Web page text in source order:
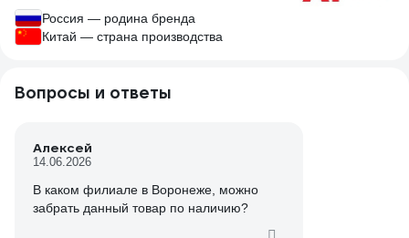
Россия — родина бренда
Китай — страна производства
Вопросы и ответы
Алексей
14.06.2026
В каком филиале в Воронеже, можно
забрать данный товар по наличию?